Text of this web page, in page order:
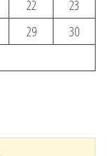
22
23
29
30